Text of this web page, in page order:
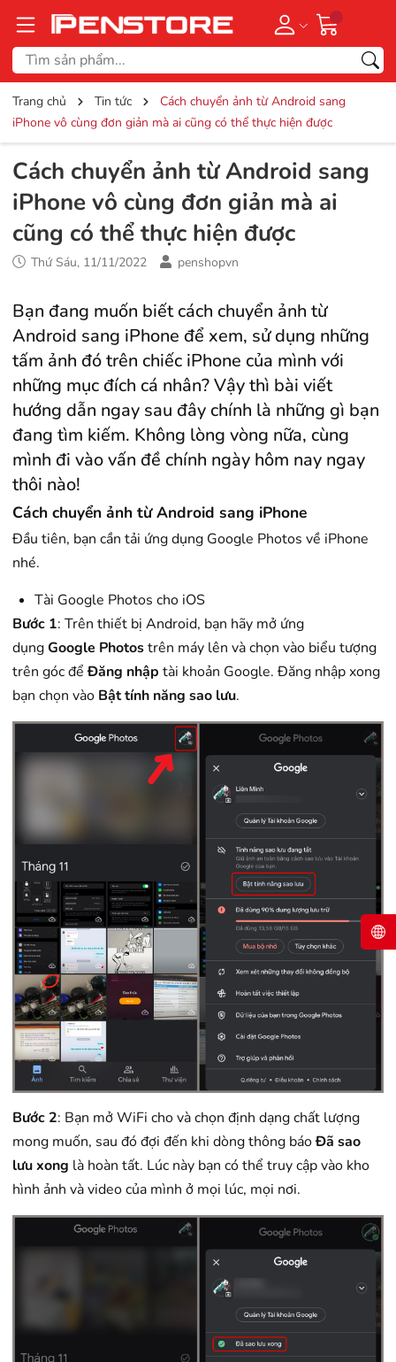
Trang chủ Tin tức
Cách chuyển ảnh từ Android sang
iPhone vô cùng đơn giản mà ai cũng có thể thực hiện được
Cách chuyển ảnh từ Android sang
iPhone vô cùng đơn giản mà ai
cũng có thể thực hiện được
Thứ Sáu, 11/11/2022 penshopvn
Bạn đang muốn biết cách chuyển ảnh từ
Android sang iPhone để xem, sử dụng những
tấm ảnh đó trên chiếc iPhone của mình với
những mục đích cá nhân? Vậy thì bài viết
hướng dẫn ngay sau đây chính là những gì bạn
đang tìm kiếm. Không lòng vòng nữa, cùng
mình đi vào vấn đề chính ngày hôm nay ngay
thôi nào!
Cách chuyển ảnh từ Android sang iPhone
Đầu tiên, bạn cần tải ứng dụng Google Photos về iPhone
nhé.
Tài Google Photos cho iOS
Bước 1: Trên thiết bị Android, bạn hãy mở ứng
dụngGoogle Photostrên máy lên và chọn vào biểu tượng
trên góc đểĐăng nhập tài khoản Google. Đăng nhập xong
bạn chọn vào Bật tính năng sao lưu.
Bước 2: Bạn mở WiFi cho và chọn định dạng chất lượng
mong muốn, sau đó đợi đến khi dòng thông báoĐã sao
lưu xong là hoàn tất. Lúc này bạn có thể truy cập vào kho
hình ảnh và video của mình ở mọi lúc, mọi nơi.